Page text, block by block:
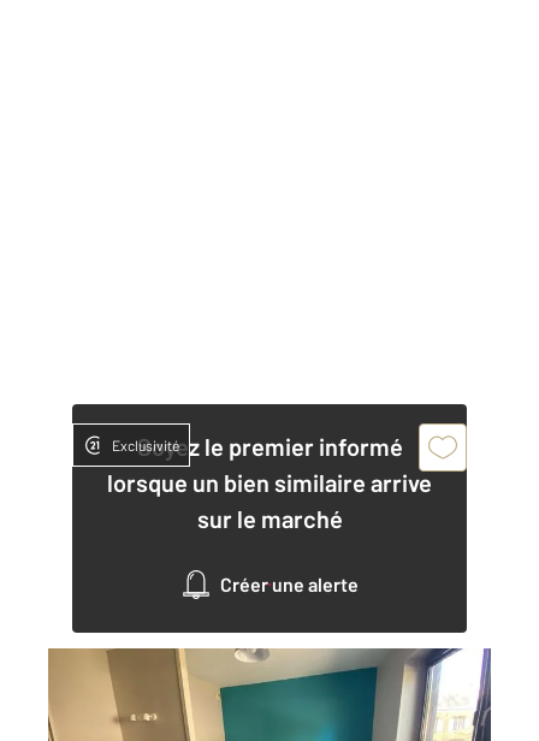
Soyez le premier informé
lorsque un bien similaire arrive
sur le marché
Créer une alerte
Exclusivité
LE MANS 72
19,81 m
, 1 pièce
Ref : 44536